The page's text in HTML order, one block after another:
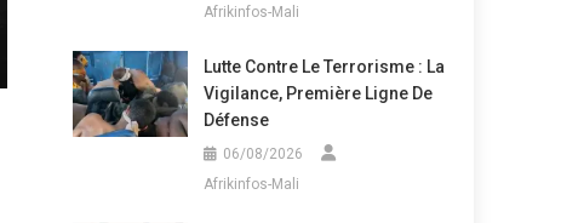
Afrikinfos-Mali
Lutte Contre Le Terrorisme : La
Vigilance, Première Ligne De
Défense
06/08/2026
Afrikinfos-Mali